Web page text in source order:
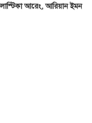
আরেং, আরিয়ান ইমন